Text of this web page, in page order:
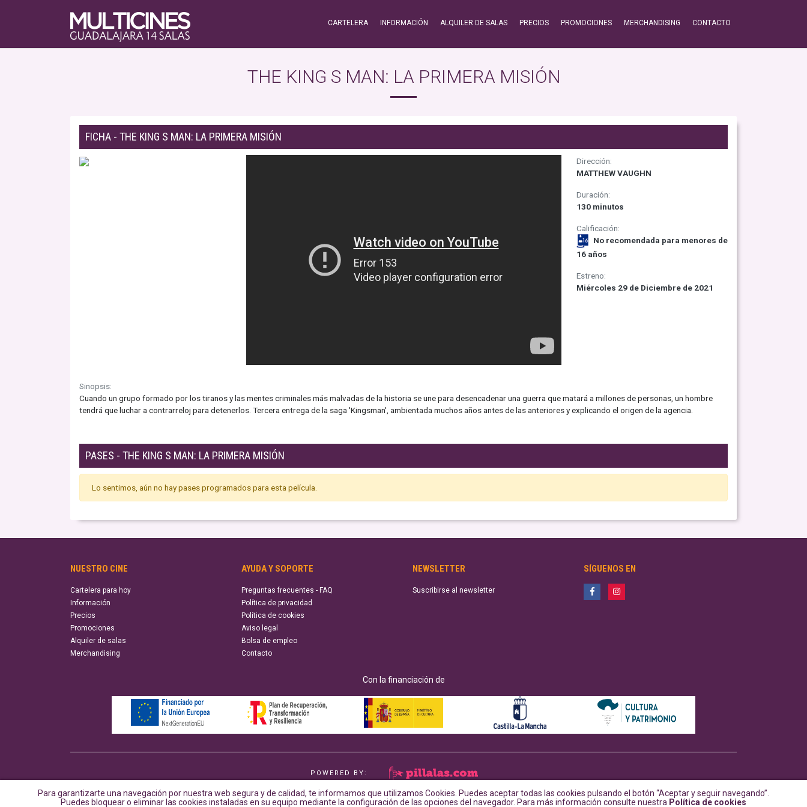
Para garantizarte una navegación por nuestra web segura y de calidad, te informamos que utilizamos Cookies. Puedes aceptar todas las cookies pulsando el botón “Aceptar y seguir navegando”.
Puedes bloquear o eliminar las cookies instaladas en su equipo mediante la configuración de las opciones del navegador. Para más información consulte nuestra Política de cookies
CARTELERA INFORMACIÓN ALQUILER DE SALAS PRECIOS PROMOCIONES MERCHANDISING CONTACTO
THE KING S MAN: LA PRIMERA MISIÓN
FICHA - THE KING S MAN: LA PRIMERA MISIÓN
Dirección:
MATTHEW VAUGHN
Duración:
130 minutos
Calificación:
No recomendada para menores de
16 años
Estreno:
Miércoles 29 de Diciembre de 2021
Sinopsis:
Cuando un grupo formado por los tiranos y las mentes criminales más malvadas de la historia se une para desencadenar una guerra que matará a millones de personas, un hombre
tendrá que luchar a contrarreloj para detenerlos. Tercera entrega de la saga 'Kingsman', ambientada muchos años antes de las anteriores y explicando el origen de la agencia.
PASES - THE KING S MAN: LA PRIMERA MISIÓN
Lo sentimos, aún no hay pases programados para esta película.
NUESTRO CINE
Cartelera para hoy
Información
Precios
Promociones
Alquiler de salas
Merchandising
AYUDA Y SOPORTE
Preguntas frecuentes - FAQ
Política de privacidad
Política de cookies
Aviso legal
Bolsa de empleo
Contacto
NEWSLETTER
Suscribirse al newsletter
SÍGUENOS EN
Con la financiación de
POWERED BY: